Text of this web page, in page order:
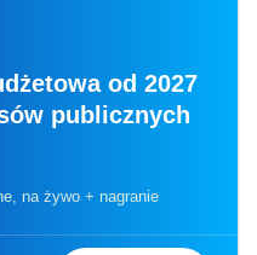
od 2027
publicznych
na żywo + nagranie